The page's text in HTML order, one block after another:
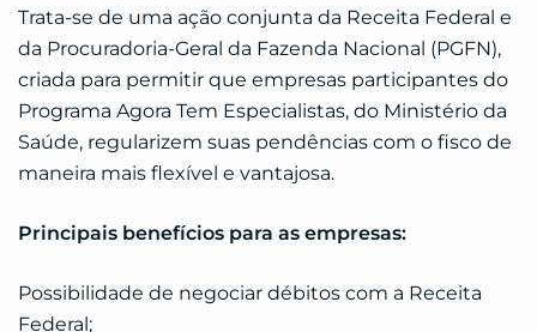
Trata-se de uma ação conjunta da Receita Federal e
da Procuradoria-Geral da Fazenda Nacional (PGFN),
criada para permitir que empresas participantes do
Programa Agora Tem Especialistas, do Ministério da
Saúde, regularizem suas pendências com o fisco de
maneira mais flexível e vantajosa.
Principais benefícios para as empresas:
Possibilidade de negociar débitos com a Receita
Federal;